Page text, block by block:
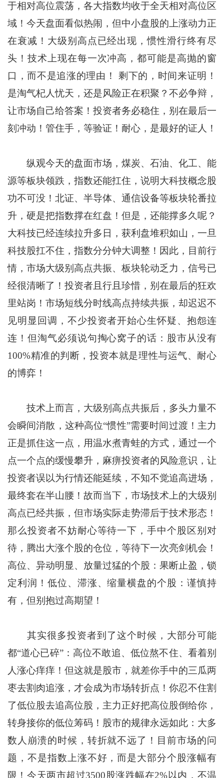
于相对高位震荡，各大指数均收于全天相对高位区
域！今天盘面看似热闹，但中小盘股的上涨动力正
在衰减！大级别高点已经出现，惯性滑行终有尽
头！技术上现在每一次冲高，都可能是高抛的窗
口，而不是追涨的理由！ 剩下的，时间来证明！
是淘气杞人忧天，还是风险正在积聚？不必争辩，
让市场自己给答案！投资者务必稳住，别在最后一
刻冲动！管住手，等验证！耐心，是最好的证人！
纵观今天的盘面市场，煤炭、石油、化工、能
源等板块领跌，指数还能扛住，说明大科技概念股
功不可没！北证、半导体、通信设备等板块轮番拉
升，硬是把指数撑在红盘！但是，还能撑多久呢？
大科技已经连续拉升多日，获利盘堆积如山，一旦
科技股扛不住，指数分分钟大调整！因此，目前行
情，市场大级别高点共振、板块轮动乏力，信号已
经很清晰了！投资者且行且珍惜，别在最后的狂欢
里站岗！市场短线分时线高点持续共振，却迟迟不
见明显回调，不少投资者开始心生怀疑、抱怨连
连！但淘气必须说句掏心窝子的话：股市从没有
100%精准的判断，投资本就是理性与运气、耐心
的博弈！
技术上而言，大级别高点共振后，多头力量不
会瞬间消散，这种高位“惯性”需要时间过渡！主力
正是抓住这一点，用温水煮青蛙的方式，通过一个
点一个点的缓慢攀升，麻痹投资者的风险意识，让
投资者误以为行情还能延续，不知不觉追高进场，
最终套在半山腰！故而当下，市场技术上的大级别
高点已经共振，但市场实际走势滞后于技术形态！
那么投资者不妨耐心等待一下，手中个股区别对
待，腾出大涨个股的仓位，等待下一次亮剑机会！
高位、异动明显、放量过猛的个股：果断止盈，锁
定利润！低位、滞涨、缩量横盘的个股：谨慎持
有，但别抱过高期望！
其实很多投资者到了这个时候，大部分可能
都“道心已碎”：高位不敢追、低位熬不住、看着别
人涨心痒痒！但这就是股市，就差你手中的三瓜两
枣去割肉追涨，才会成为市场转折点！你忍不住割
了低位股去追高位股，主力正好把高位股倒给你，
转身接你的低位筹码！股市的规律永远如此：大多
数人崩溃的时候，转折就不远了！目前市场的问
题，不是指数上涨不好，而是大部分个股涨幅有
限！今天两市超过3500股涨跌幅在2%以内，不温